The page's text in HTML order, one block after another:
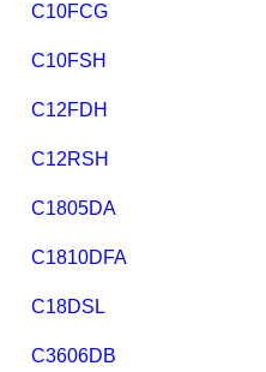
C10FCG
C10FSH
C12FDH
C12RSH
C1805DA
C1810DFA
C18DSL
C3606DB